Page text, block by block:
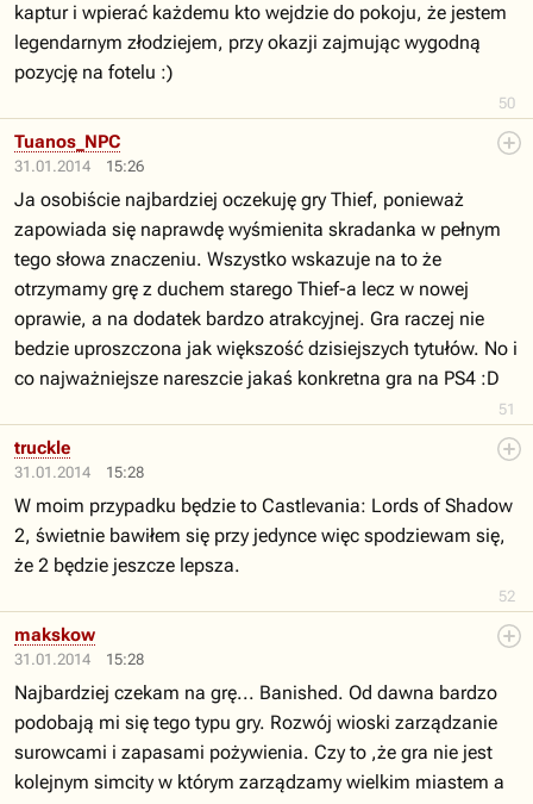
50
kaptur i wpierać każdemu kto wejdzie do pokoju, że jestem
legendarnym złodziejem, przy okazji zajmując wygodną
pozycję na fotelu :)
31.01.2014 15:26
51
Tuanos_NPC
Ja osobiście najbardziej oczekuję gry Thief, ponieważ
zapowiada się naprawdę wyśmienita skradanka w pełnym
tego słowa znaczeniu. Wszystko wskazuje na to że
otrzymamy grę z duchem starego Thief-a lecz w nowej
oprawie, a na dodatek bardzo atrakcyjnej. Gra raczej nie
bedzie uproszczona jak większość dzisiejszych tytułów. No i
co najważniejsze nareszcie jakaś konkretna gra na PS4 :D
31.01.2014 15:28
52
truckle
W moim przypadku będzie to Castlevania: Lords of Shadow
2, świetnie bawiłem się przy jedynce więc spodziewam się,
że 2 będzie jeszcze lepsza.
31.01.2014 15:28
makskow
Najbardziej czekam na grę... Banished. Od dawna bardzo
podobają mi się tego typu gry. Rozwój wioski zarządzanie
surowcami i zapasami pożywienia. Czy to ,że gra nie jest
kolejnym simcity w którym zarządzamy wielkim miastem a